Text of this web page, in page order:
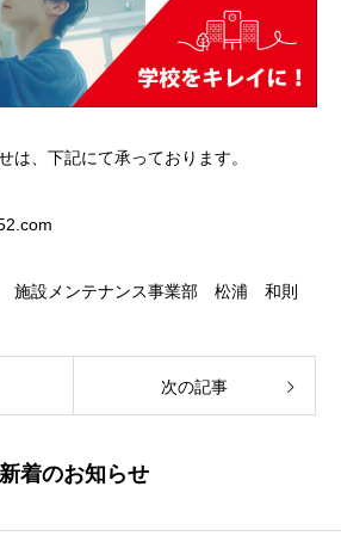
は、下記にて承っております。
施設メンテナンス事業部 松浦 和則
次の記事
新着のお知らせ